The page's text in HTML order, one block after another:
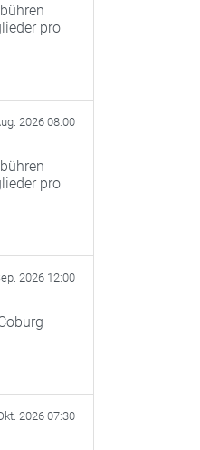
pro
2026 08:00
pro
2026 12:00
2026 07:30